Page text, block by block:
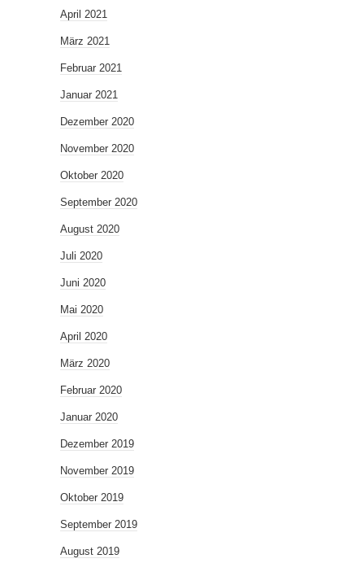
April 2021
März 2021
Februar 2021
Januar 2021
Dezember 2020
November 2020
Oktober 2020
September 2020
August 2020
Juli 2020
Juni 2020
Mai 2020
April 2020
März 2020
Februar 2020
Januar 2020
Dezember 2019
November 2019
Oktober 2019
September 2019
August 2019